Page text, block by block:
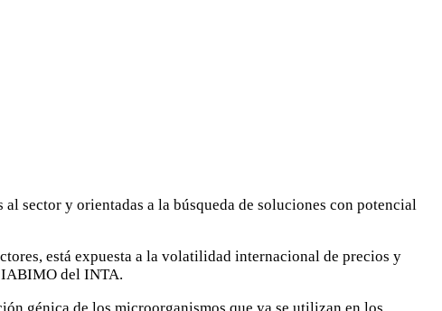
sector y orientadas a la búsqueda de soluciones con potencial
está expuesta a la volatilidad internacional de precios y
del INTA.